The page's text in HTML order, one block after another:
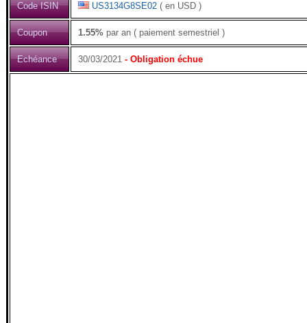
Code ISIN US3134G8SE02 ( en USD )
Coupon 1.55% par an ( paiement semestriel )
Echéance 30/03/2021 - Obligation échue